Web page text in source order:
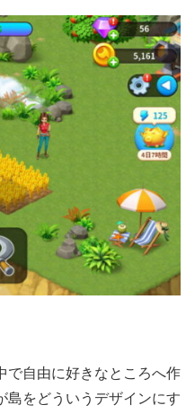
で自由に好きなところへ作
島をどういうデザインにす